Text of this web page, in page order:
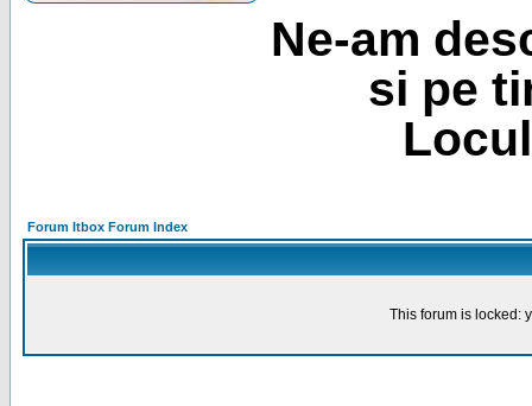
Ne-am
si pe
Forum Itbox Forum Index
This forum is locked: